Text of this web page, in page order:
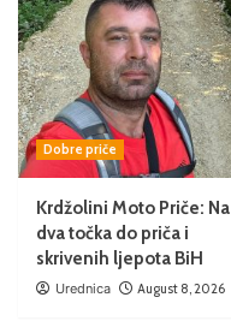
Dobre priče
Krdžolini Moto Priče: Na
dva točka do priča i
skrivenih ljepota BiH
Urednica August 8, 2026